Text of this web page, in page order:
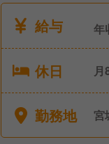
給与
年
休日 月
勤務地 宮